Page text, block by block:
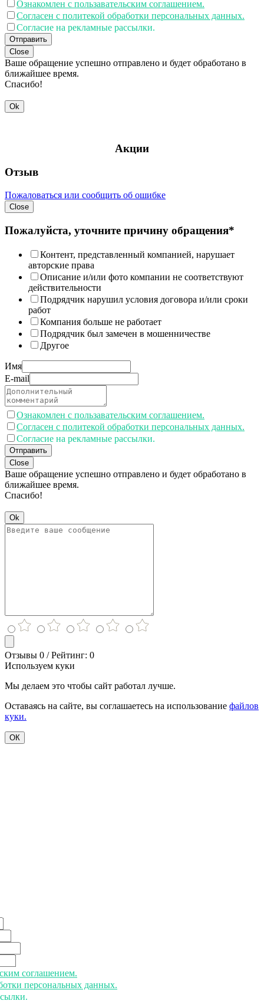
Ознакомлен с пользавательским соглашением.
Согласен с политекой обработки персональных данных.
Согласие на рекламные рассылки.
Отправить
Close
Ваше обращение успешно отправлено и будет обработано в
ближайшее время.
Спасибо!
Ok
Акции
Отзыв
Пожаловаться или сообщить об ошибке
Close
Пожалуйста, уточните причину обращения*
Контент, представленный компанией, нарушает
авторские права
Описание и/или фото компании не соответствуют
действительности
Подрядчик нарушил условия договора и/или сроки
работ
Компания больше не работает
Подрядчик был замечен в мошенничестве
Другое
Имя
E-mail
Ознакомлен с пользавательским соглашением.
Согласен с политекой обработки персональных данных.
Согласие на рекламные рассылки.
Отправить
Close
Ваше обращение успешно отправлено и будет обработано в
ближайшее время.
Спасибо!
Ok
Отзывы 0 / Рейтинг: 0
Используем куки
Мы делаем это чтобы сайт работал лучше.
Оставаясь на сайте, вы соглашаетесь на использование файлов
куки.
ОК
соглашением.
персональных данных.